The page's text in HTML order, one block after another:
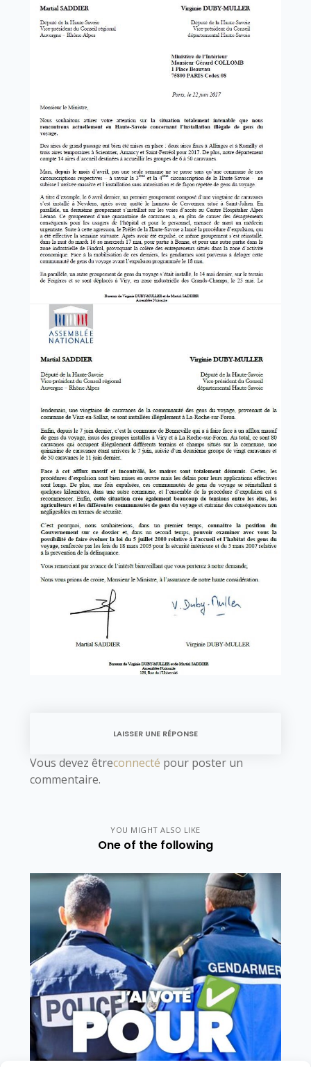
LAISSER UNE RÉPONSE
Vous devez êtreconnecté pour poster un
commentaire.
YOU MIGHT ALSO LIKE
One of the following